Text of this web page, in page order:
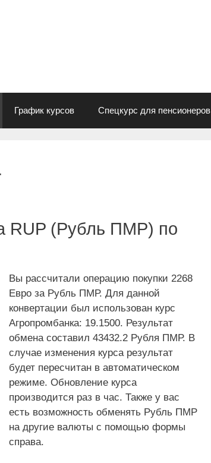
График курсов Спецкурс для пенсионеров
RUP (Рубль ПМР) по
Вы рассчитали операцию покупки 2268
Евро за Рубль ПМР. Для данной
конвертации был использован курс
Агропромбанка: 19.1500. Результат
обмена составил 43432.2 Рубля ПМР. В
случае изменения курса результат
будет пересчитан в автоматическом
режиме. Обновление курса
производится раз в час. Также у вас
есть возможность обменять Рубль ПМР
на другие валюты с помощью формы
справа.